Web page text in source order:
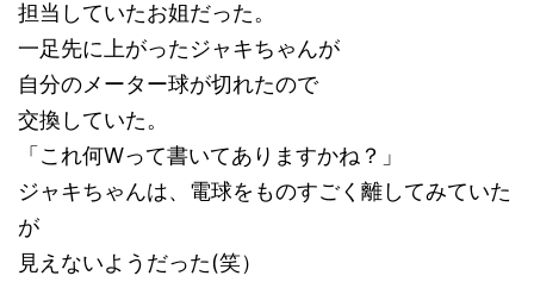
担当していたお姐だった。
一足先に上がったジャキちゃんが
自分のメーター球が切れたので
交換していた。
「これ何Wって書いてありますかね？」
ジャキちゃんは、電球をものすごく離してみていた
が
見えないようだった(笑）